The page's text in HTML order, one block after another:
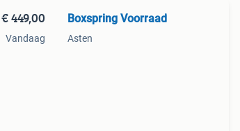
€ 449,00
Vandaag
Boxspring Voorraad
Asten